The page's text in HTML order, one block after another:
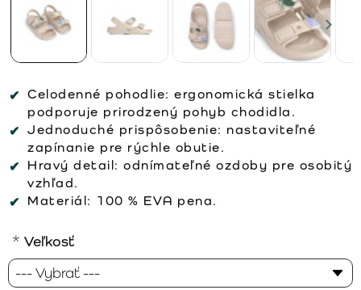
Celodenné pohodlie: ergonomická stielka
podporuje prirodzený pohyb chodidla.
Jednoduché prispôsobenie: nastaviteľné
zapínanie pre rýchle obutie.
Hravý detail: odnímateľné ozdoby pre osobitý
vzhľad.
Materiál: 100 % EVA pena.
Veľkosť